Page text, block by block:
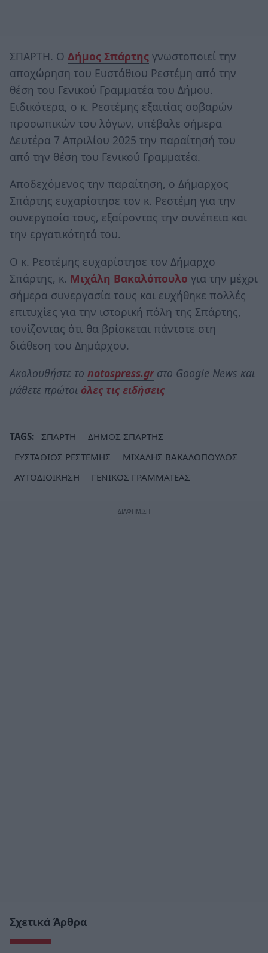
ΣΠΑΡΤΗ. Ο Δήμος Σπάρτης γνωστοποιεί την
αποχώρηση του Ευστάθιου Ρεστέμη από την
θέση του Γενικού Γραμματέα του Δήμου.
Ειδικότερα, ο κ. Ρεστέμης εξαιτίας σοβαρών
προσωπικών του λόγων, υπέβαλε σήμερα
Δευτέρα 7 Απριλίου 2025 την παραίτησή του
από την θέση του Γενικού Γραμματέα.
Αποδεχόμενος την παραίτηση, ο Δήμαρχος
Σπάρτης ευχαρίστησε τον κ. Ρεστέμη για την
συνεργασία τους, εξαίροντας την συνέπεια και
την εργατικότητά του.
Ο κ. Ρεστέμης ευχαρίστησε τον Δήμαρχο
Σπάρτης, κ. Μιχάλη Βακαλόπουλο για την μέχρι
σήμερα συνεργασία τους και ευχήθηκε πολλές
επιτυχίες για την ιστορική πόλη της Σπάρτης,
τονίζοντας ότι θα βρίσκεται πάντοτε στη
διάθεση του Δημάρχου.
Ακολουθήστε το notospress.grστο Google News και
μάθετε πρώτοι όλες τις ειδήσεις
TAGS: ΣΠΑΡΤΗ
ΔΗΜΟΣ ΣΠΑΡΤΗΣ
ΕΥΣΤΑΘΙΟΣ ΡΕΣΤΕΜΗΣ
ΜΙΧΑΛΗΣ ΒΑΚΑΛΟΠΟΥΛΟΣ
ΑΥΤΟΔΙΟΙΚΗΣΗ
ΓΕΝΙΚΟΣ ΓΡΑΜΜΑΤΕΑΣ
Σχετικά Άρθρα